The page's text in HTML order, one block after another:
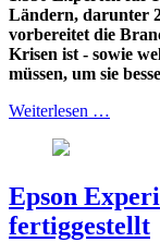
Ländern, darunter
vorbereitet die
Krisen ist - sowie
müssen, um sie
Weiterlesen …
Epson
fertiggestellt